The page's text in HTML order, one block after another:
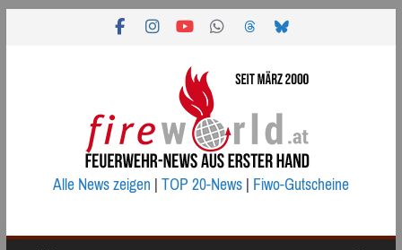
Alle News zeigen|TOP 20-News|Fiwo-Gutscheine